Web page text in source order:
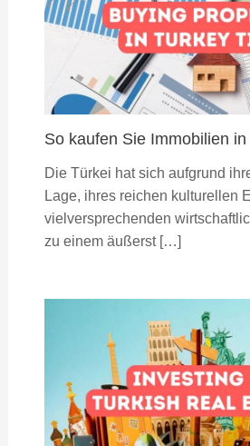
So kaufen Sie Immobilien
Die Türkei hat sich aufgrund
Lage, ihres reichen kulturellen
vielversprechenden
zu einem äußerst […]